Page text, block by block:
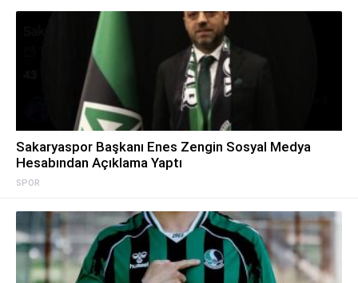
SPOR
Sakaryaspor Başkanı Enes Zengin Sosyal Medya
Hesabından Açıklama Yaptı